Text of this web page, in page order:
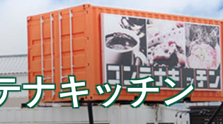
ナキッチン